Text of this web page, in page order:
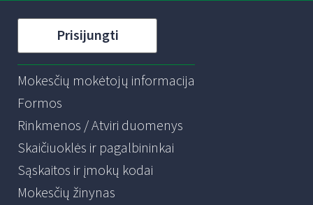
Prisijungti
Mokesčių mokėtojų informacija
Formos
Rinkmenos / Atviri duomenys
Skaičiuoklės ir pagalbininkai
Sąskaitos ir įmokų kodai
Mokesčių žinynas